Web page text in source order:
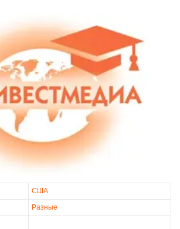
США
Разные